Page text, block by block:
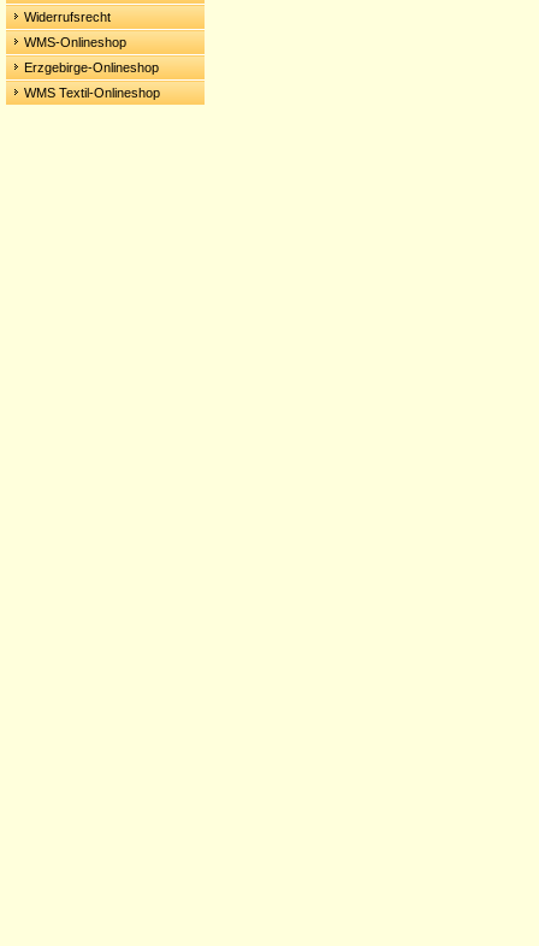
Widerrufsrecht
WMS-Onlineshop
Erzgebirge-Onlineshop
WMS Textil-Onlineshop